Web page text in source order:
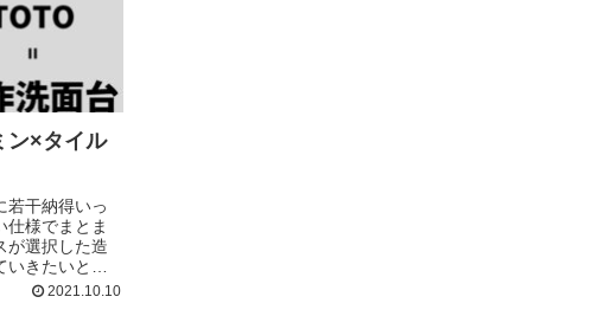
ン×タイル
若干納得いっ
仕様でまとま
が選択した造
きたいと思
2021.10.10